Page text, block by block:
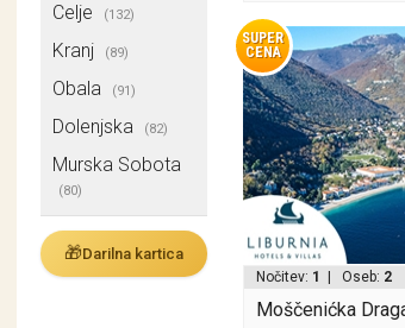
Celje (132)
Kranj (89)
Obala (91)
Dolenjska (82)
Murska Sobota
(80)
🎁Darilna kartica
SUPER
CENA
Nočitev: 1 | Oseb: 2
Moščenićka